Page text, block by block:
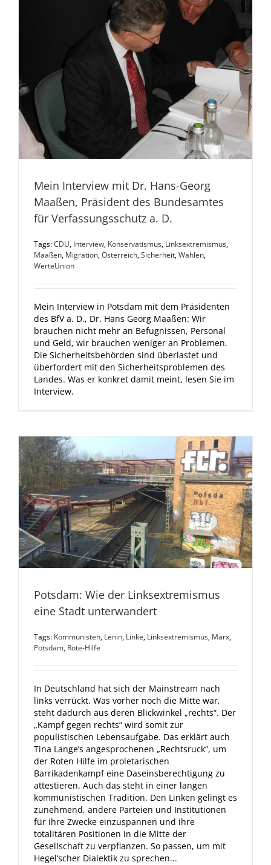
Mein Interview mit Dr. Hans-Georg
Maaßen, Präsident des Bundesamtes
für Verfassungsschutz a. D.
Tags:CDU, Interview, Konservatismus, Linksextremismus,
Maaßen, Migration,Österreich,Sicherheit,Wahlen,
WerteUnion
Mein Interview in Potsdam mit dem Präsidenten
des BfV a. D., Dr. Hans Georg Maaßen: Wir
brauchen nicht mehr an Befugnissen, Personal
und Geld, wir brauchen weniger an Problemen.
Die Sicherheitsbehörden sind überlastet und
überfordert mit den Sicherheitsproblemen des
Landes. Was er konkret damit meint, lesen Sie im
Interview.
Potsdam: Wie der Linksextremismus
eine Stadt unterwandert
Tags: Kommunisten, Lenin, Linke, Linksextremismus, Marx,
Potsdam, Rote-Hilfe
In Deutschland hat sich der Mainstream nach
links verrückt. Was vorher noch die Mitte war,
steht dadurch aus deren Blickwinkel „rechts“. Der
„Kampf gegen rechts“ wird somit zur
populistischen Lebensaufgabe. Das erklärt auch
Tina Lange’s angesprochenen „Rechtsruck“, um
der Roten Hilfe im proletarischen
Barrikadenkampf eine Daseinsberechtigung zu
attestieren. Auch das steht in einer langen
kommunistischen Tradition. Den Linken gelingt es
zunehmend, andere Parteien und Institutionen
für ihre Zwecke einzuspannen und ihre
totalitären Positionen in die Mitte der
Gesellschaft zu verpflanzen. So passen, um mit
Hegel‘scher Dialektik zu sprechen...